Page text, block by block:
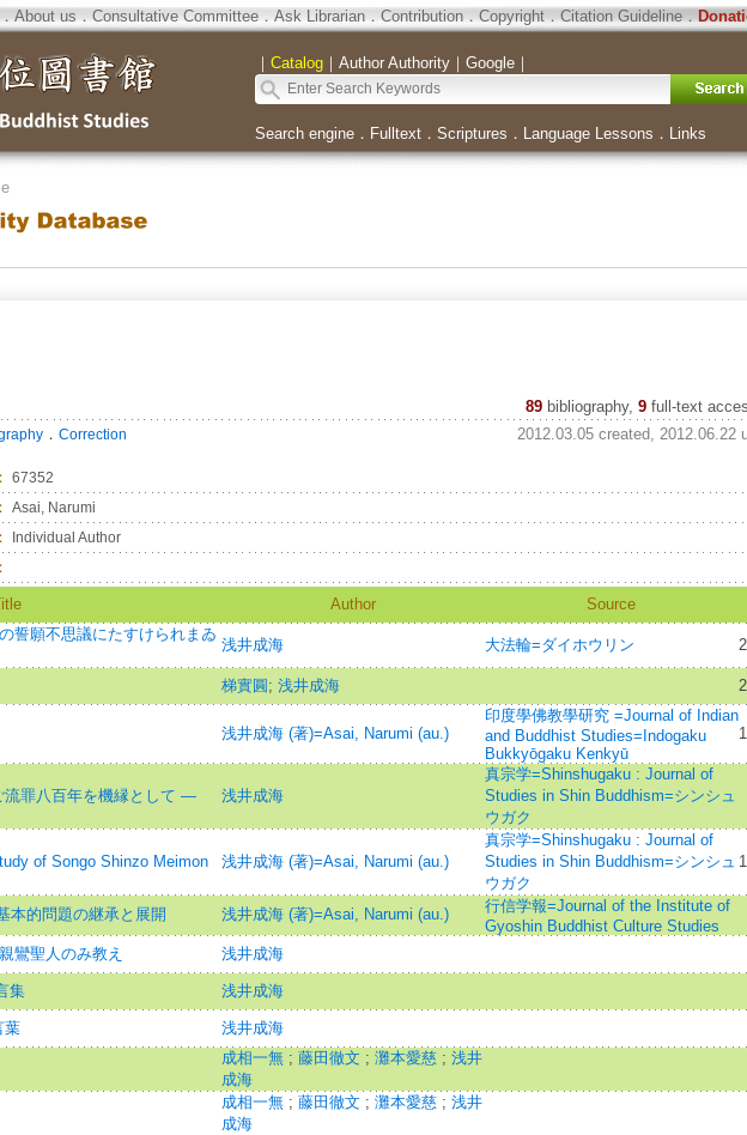
About us．Consultative Committee．Ask Librarian．Contribution．Copyright．Citation Guideline．
｜ Catalog｜ Author Authority｜ Google｜
Search engine． Fulltext． Scriptures ． Language Lessons ． Links
89 bibliography, 9full-text
． Correction 2012.03.05 created, 2012.06.22
67352
Asai, Narumi
Individual Author
Author Source
誓願不思議にたすけられまゐ
浅井成海 大法輪=ダイホウリン
梯實圓 ; 浅井成海
浅井成海 (著)=Asai, Narumi (au.)
印度學佛教學研究 =Journal of Indian
and Buddhist Studies=Indogaku
Bukkyōgaku Kenkyū
流罪八百年を機縁として ― 浅井成海
真宗学=Shinshugaku : Journal of
Studies in Shin Buddhism=シンシュ
ウガク
of Songo Shinzo Meimon 浅井成海 (著)=Asai, Narumi (au.)
真宗学=Shinshugaku : Journal of
Studies in Shin Buddhism=シンシュ
ウガク
本的問題の継承と展開 浅井成海 (著)=Asai, Narumi (au.)
行信学報=Journal of the Institute of
Gyoshin Buddhist Culture Studies
鸞聖人のみ教え 浅井成海
集 浅井成海
葉 浅井成海
成相一無 ; 藤田徹文 ; 灘本愛慈 ; 浅井
成海
成相一無 ; 藤田徹文 ; 灘本愛慈 ; 浅井
成海